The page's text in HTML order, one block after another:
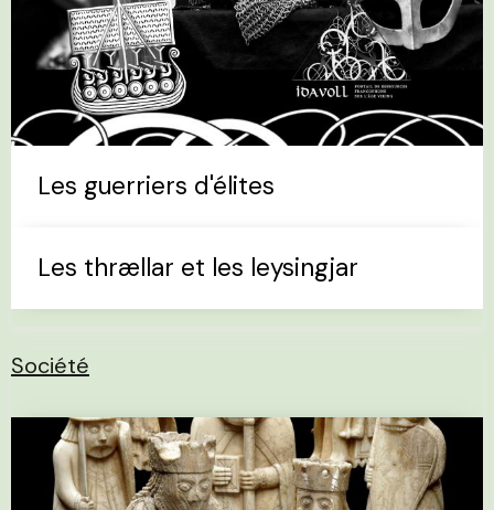
Les guerriers d'élites
Les thrællar et les leysingjar
Société